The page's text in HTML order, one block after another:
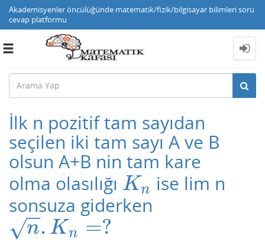
Akademisyenler öncülüğünde matematik/fizik/bilgisayar bilimleri soru
cevap platformu
Toggle
İlk n pozitif tam sayıdan
seçilen iki tam sayı A ve B
olsun A+B nin tam kare
olma olasılığı Kn
Kn ise lim n
sonsuza giderken
n
−
−
√ . K n =?
n.Kn =?